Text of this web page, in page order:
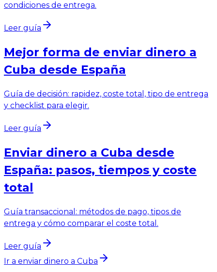
condiciones de entrega.
Leer guía
Mejor forma de enviar dinero a
Cuba desde España
Guía de decisión: rapidez, coste total, tipo de entrega
y checklist para elegir.
Leer guía
Enviar dinero a Cuba desde
España: pasos, tiempos y coste
total
Guía transaccional: métodos de pago, tipos de
entrega y cómo comparar el coste total.
Leer guía
Ir a enviar dinero a Cuba